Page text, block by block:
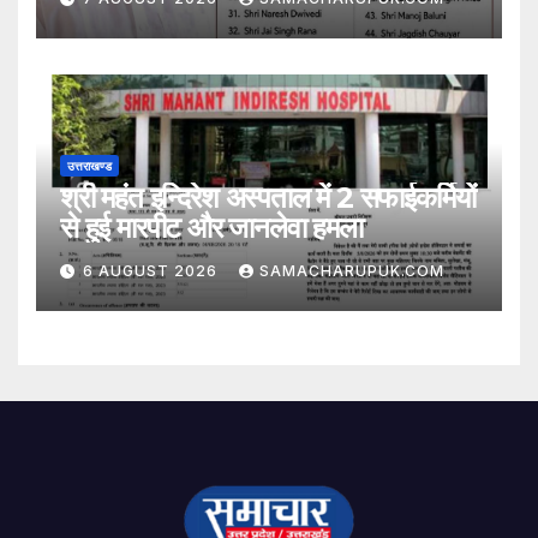
उत्तराखण्ड
श्री महंत इन्दिरेश अस्पताल में 2 सफाईकर्मियों
से हुई मारपीट और जानलेवा हमला
6 AUGUST 2026 SAMACHARUPUK.COM